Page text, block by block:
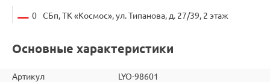
0 СБп, ТК «Космос», ул. Типанова, д. 27/39, 2 этаж
Основные характеристики
Артикул
LYO-98601